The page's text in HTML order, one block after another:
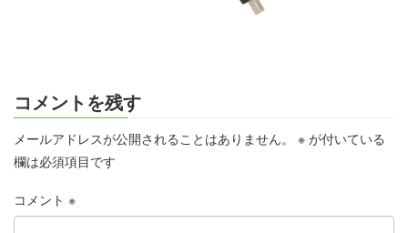
コメントを残す
メールアドレスが公開されることはありません。 ※ が付いている
欄は必須項目です
コメント ※